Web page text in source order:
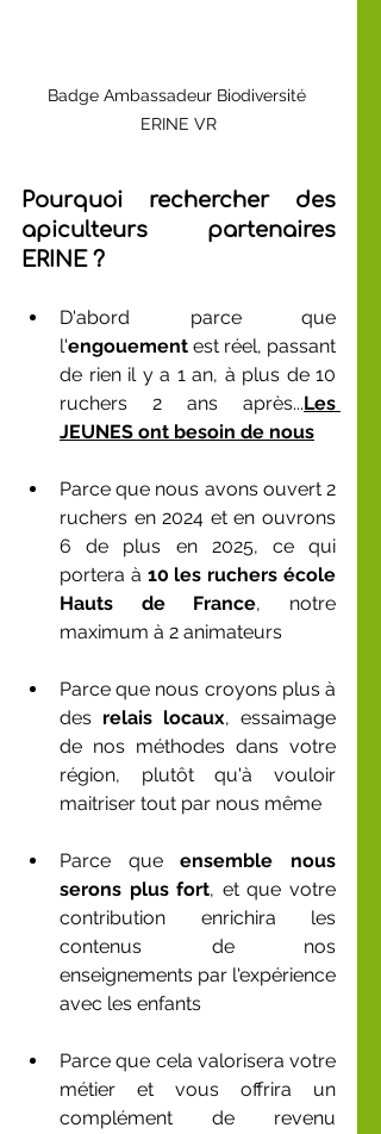
Badge Ambassadeur Biodiversité
ERINE VR
Pourquoi rechercher des
apiculteurs partenaires
ERINE ?
D'abord parce que
l'engouement est réel, passant
de rien il y a 1 an, à plus de 10
ruchers 2 ans après...Les
JEUNES ont besoin de nous
Parce que nous avons ouvert 2
ruchers en 2024 et en ouvrons
6 de plus en 2025, ce qui
portera à 10 les ruchers école
Hauts de France, notre
maximum à 2 animateurs
Parce que nous croyons plus à
des relais locaux, essaimage
de nos méthodes dans votre
région, plutôt qu'à vouloir
maitriser tout par nous même
Parce que ensemble nous
serons plus fort, et que votre
contribution enrichira les
contenus de nos
enseignements par l'expérience
avec les enfants
Parce que cela valorisera votre
métier et vous offrira un
complément de revenu